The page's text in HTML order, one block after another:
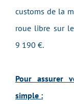
customs de la
roue libre sur
9 190 €.
Pour assurer
simple :